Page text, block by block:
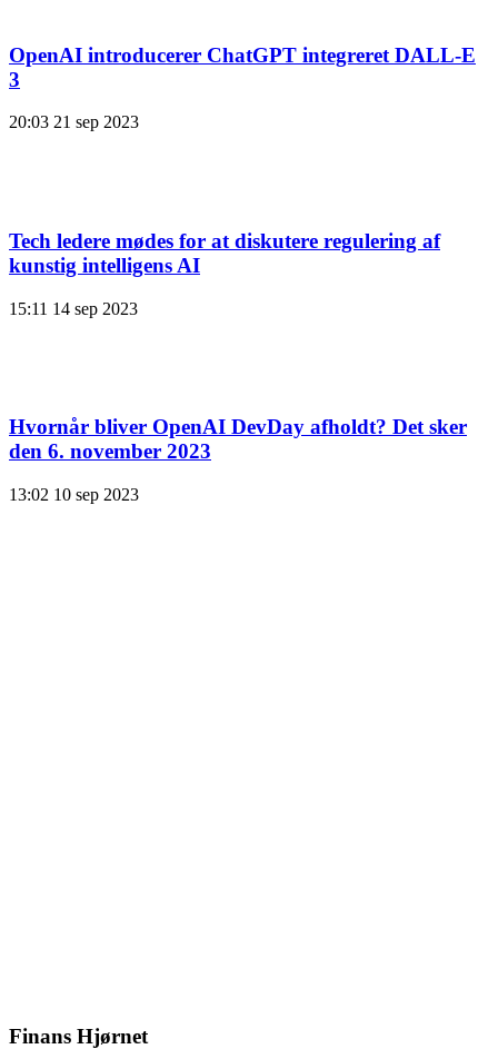
OpenAI introducerer ChatGPT integreret DALL-E
3
20:03 21 sep 2023
Tech ledere mødes for at diskutere regulering af
kunstig intelligens AI
15:11 14 sep 2023
Hvornår bliver OpenAI DevDay afholdt? Det sker
den 6. november 2023
13:02 10 sep 2023
Finans Hjørnet